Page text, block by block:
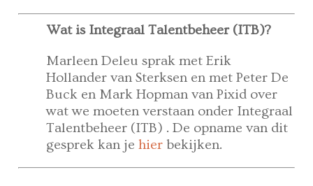
Wat is Integraal Talentbeheer (ITB)?
Marleen Deleu sprak met Erik
Hollander van Sterksen en met Peter De
Buck en Mark Hopman van Pixid over
wat we moeten verstaan onder Integraal
Talentbeheer (ITB) . De opname van dit
gesprek kan jehier bekijken.